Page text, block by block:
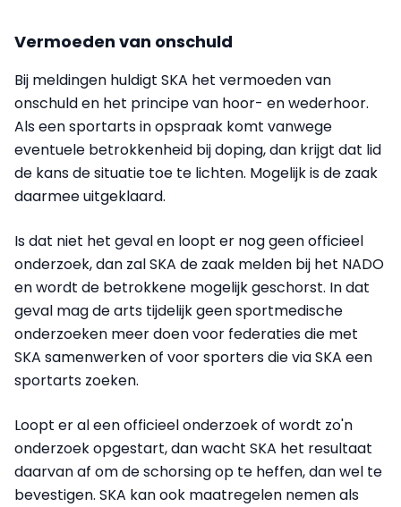
Vermoeden van onschuld
Bij meldingen huldigt SKA het vermoeden van
onschuld en het principe van hoor- en wederhoor.
Als een sportarts in opspraak komt vanwege
eventuele betrokkenheid bij doping, dan krijgt dat lid
de kans de situatie toe te lichten. Mogelijk is de zaak
daarmee uitgeklaard.
Is dat niet het geval en loopt er nog geen officieel
onderzoek, dan zal SKA de zaak melden bij het NADO
en wordt de betrokkene mogelijk geschorst. In dat
geval mag de arts tijdelijk geen sportmedische
onderzoeken meer doen voor federaties die met
SKA samenwerken of voor sporters die via SKA een
sportarts zoeken.
Loopt er al een officieel onderzoek of wordt zo'n
onderzoek opgestart, dan wacht SKA het resultaat
daarvan af om de schorsing op te heffen, dan wel te
bevestigen. SKA kan ook maatregelen nemen als